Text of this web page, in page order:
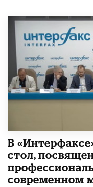
В
стол,
современном